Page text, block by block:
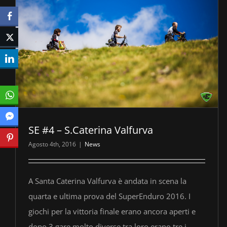
SE #4 – S.Caterina Valfurva
Agosto 4th, 2016 | News
A Santa Caterina Valfurva è andata in scena la
quarta e ultima prova del SuperEnduro 2016. I
giochi per la vittoria finale erano ancora aperti e